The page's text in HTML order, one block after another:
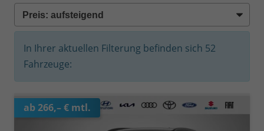
In Ihrer aktuellen Filterung befinden sich 52
Fahrzeuge:
ab 266,– € mtl.